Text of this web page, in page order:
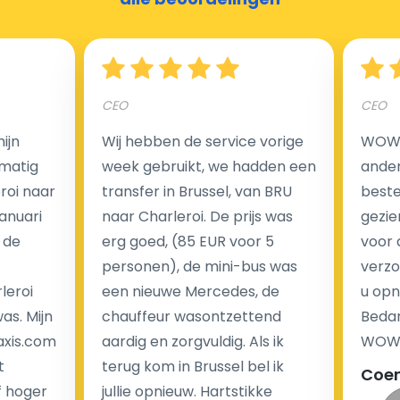
Hoeveel kost een luchthaven taxi transfer?
Een van de meest aantrekkelijke voordelen van
luchthaventaxi's is een vast tarief voor uw rit. In
tegenstelling tot traditionele taxi's met taxameter
brengen wij u geen extra kosten in rekening voor de
nachtrit.
We hebben geen ophaaltarief of extra kosten voor
wachttijd als uw vlucht vertraging heeft.
Kijk op onze website voor meer informatie over uw
transferkosten. Ons boekingsformulier bevat alle
mogelijke extra's die u kunt kiezen en de prijs die u
naar
Mijn
hoger
CEO
Wij hebben de service vorige
week gebruikt, we hadden een
transfer in Brussel, van BRU
naar Charleroi. De prijs was
erg goed, (85 EUR voor 5
personen), de mini-bus was
een nieuwe Mercedes, de
chauffeur wasontzettend
aardig en zorgvuldig. Als ik
terug kom in Brussel bel ik
jullie opnieuw. Hartstikke
CEO
voor
u